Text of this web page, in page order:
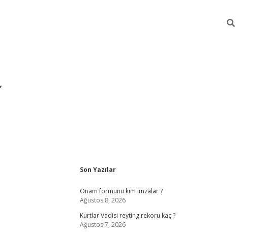
Sidebar
Son Yazılar
Onam formunu kim imzalar ?
Ağustos 8, 2026
Kurtlar Vadisi reyting rekoru kaç ?
Ağustos 7, 2026